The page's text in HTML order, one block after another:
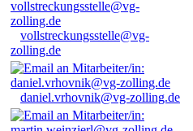
vollstreckungsstelle@vg-
zolling.de
daniel.vrhovnik@vg-zolling.de